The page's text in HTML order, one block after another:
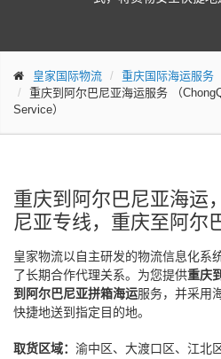
皇家国际物流
重庆国际海运服务
重庆到阿尔巴尼亚海运服务 （
Service）
重庆到阿尔巴尼亚海运
尼亚专线，重庆至阿尔
皇家物流以自主研发的物流信息化系
了长期合作代理关系。为您提供重庆
到阿尔巴尼亚拼箱海运服务，并采用
快捷地送到指定目的地。
取货区域： 渝中区、大渡口区、江北